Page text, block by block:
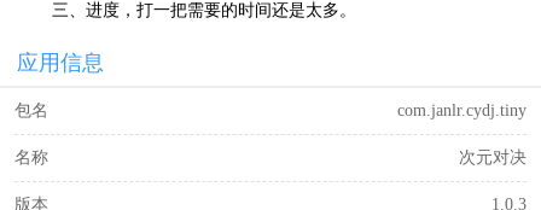
三、进度，打一把需要的时间还是太多。
应用信息
包名 com.janlr.cydj.tiny
名称 次元对决
版本 1.0.3